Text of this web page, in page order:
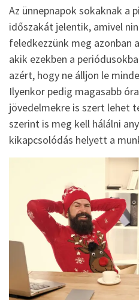
Az ünnepnapok sokaknak a
időszakát jelentik, amivel
feledkezzünk meg azonban
akik ezekben a
azért, hogy ne álljon le
Ilyenkor pedig magasabb
jövedelmekre is szert lehet
szerint is meg kell hálálni
kikapcsolódás helyett a